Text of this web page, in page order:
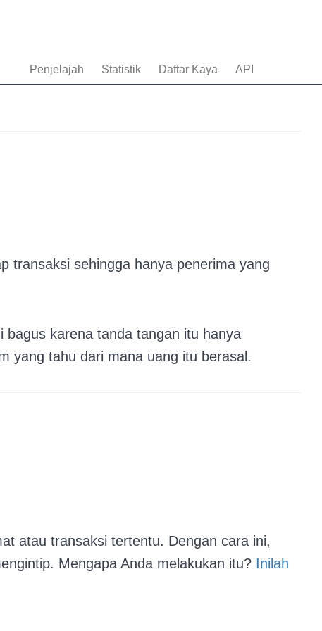
Penjelajah Statistik Daftar Kaya API
transaksi sehingga hanya penerima yang
bagus karena tanda tangan itu hanya
yang tahu dari mana uang itu berasal.
atau transaksi tertentu. Dengan cara ini,
Mengapa Anda melakukan itu? Inilah